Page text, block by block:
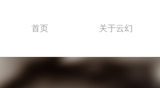
首页 关于云幻